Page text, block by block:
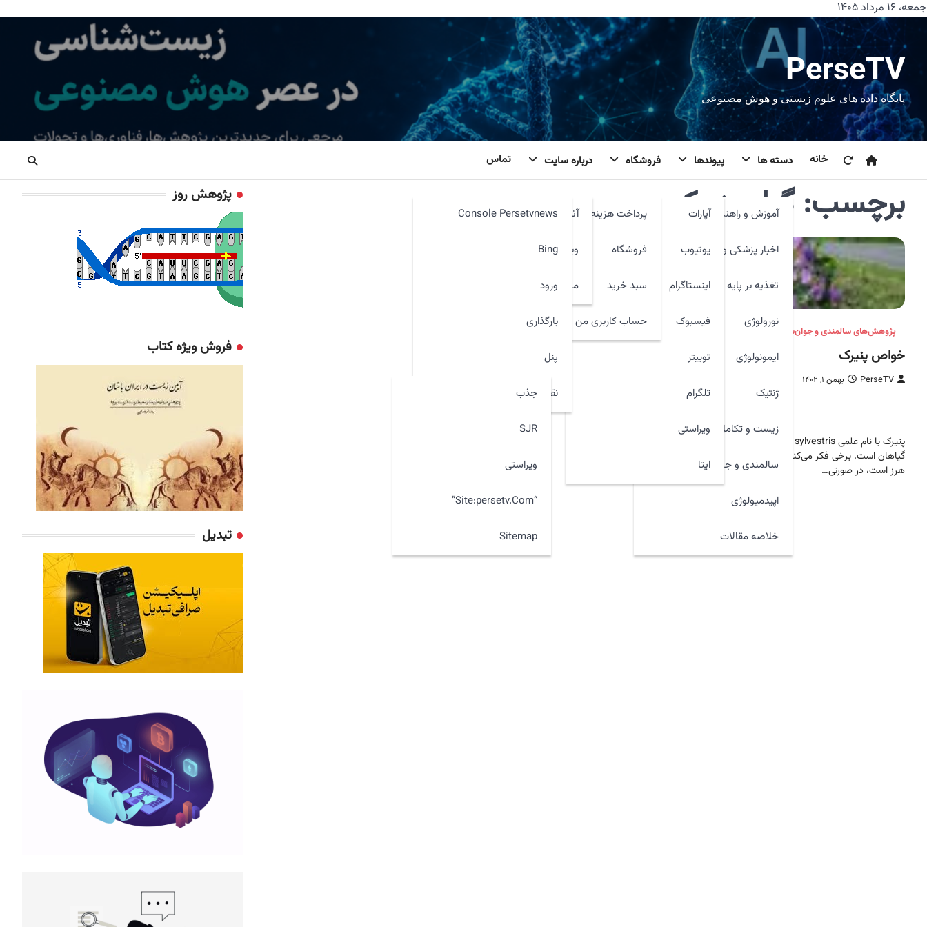
پرش
محتوا
جمعه، ۱۶ مرداد ۱۴۰۵
PerseTV
پایگاه داده های علوم زیستی و هوش مصنوعی
خانه دسته ها
آموزش و راهنما
اخبار پزشکی و فنآوری
تغذیه بر پایه شواهد
نورولوژی
ایمونولوژی
ژنتیک
زیست و تکامل
سالمندی و جوان سازی
اپیدمیولوژی
خلاصه مقالات
پیوندها
آپارات
یوتیوب
اینستاگرام
فیسبوک
توییتر
تلگرام
ویراستی
ایتا
فروشگاه
پرداخت هزینه
فروشگاه
سبد خرید
حساب کاربری من
درباره سایت
آئین نامهConsole Persetvnews
Bing
ورود
بارگذاری
پنل
نقشه سایت
جذب
SJR
ویراستی
“site:persetv.com”
Sitemap
وبمیل
مدیر سایت
تماس
برچسب:گیاه پنیرک
پژوهش‌های سالمندی و جوان‌سازی
خواص پنیرک
PerseTV بهمن ۱, ۱۴۰۲
گیاهان است. برخی فکر می‌کنند که پنیرک نوعی علف
هرز است، در صورتی…
پژوهش روز
فروش ویژه کتاب
تبدیل